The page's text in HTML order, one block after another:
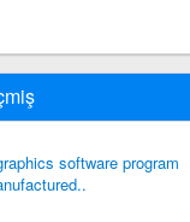
software program